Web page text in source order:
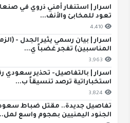
اسرار | استنفار أمني ذروي في
تعود للمخابئ والأنف...
4,410
اسرار | بيان رسمي يثير الجدل -
المناسبين) تفجر غضباً ي...
3,963
اسرار | بالتفاصيل- تحذير سعودي
استخباراتية ترصد تنسيقاً ب...
3,824
تفاصيل جديدة.. مقتل ضباط
الجنود اليمنيين بهجوم واسع